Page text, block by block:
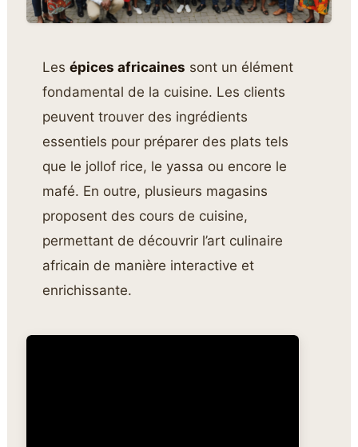
Lesépices africaines sont un élément
fondamental de la cuisine. Les clients
peuvent trouver des ingrédients
essentiels pour préparer des plats tels
que le jollof rice, le yassa ou encore le
mafé. En outre, plusieurs magasins
proposent des cours de cuisine,
permettant de découvrir l’art culinaire
africain de manière interactive et
enrichissante.